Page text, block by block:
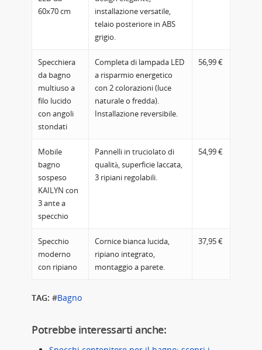
60x70 cm
installazione versatile,
telaio posteriore in ABS
grigio.
Specchiera
da bagno
multiuso a
filo lucido
con angoli
stondati
Completa di lampada LED
a risparmio energetico
con 2 colorazioni (luce
naturale o fredda).
Installazione reversibile.
56,99 €
Mobile
bagno
sospeso
KAILYN con
3 ante a
specchio
Pannelli in truciolato di
qualità, superficie laccata,
3 ripiani regolabili.
54,99 €
Specchio
moderno
con ripiano
Cornice bianca lucida,
ripiano integrato,
montaggio a parete.
37,95 €
TAG: #Bagno
Potrebbe interessarti anche: